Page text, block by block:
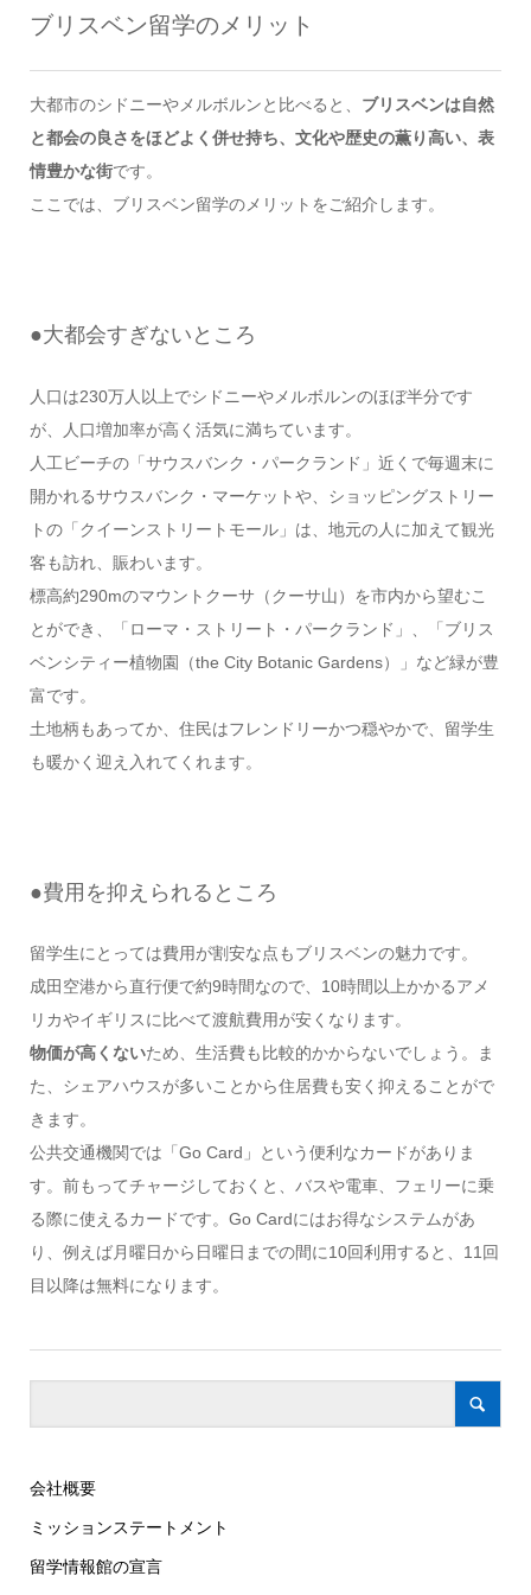
ブリスベン留学のメリット
大都市のシドニーやメルボルンと比べると、 ブリスベンは自然
と都会の良さをほどよく併せ持ち、文化や歴史の薫り高い、表
情豊かな街です。
ここでは、ブリスベン留学のメリットをご紹介します。
●大都会すぎないところ
人口は230万人以上でシドニーやメルボルンのほぼ半分です
が、人口増加率が高く活気に満ちています。
人工ビーチの「サウスバンク・パークランド」近くで毎週末に
開かれるサウスバンク・マーケットや、ショッピングストリー
トの「クイーンストリートモール」は、地元の人に加えて観光
客も訪れ、賑わいます。
標高約290mのマウントクーサ（クーサ山）を市内から望むこ
とができ、「ローマ・ストリート・パークランド」、「ブリス
ベンシティー植物園（the City Botanic Gardens）」など緑が豊
富です。
土地柄もあってか、住民はフレンドリーかつ穏やかで、留学生
も暖かく迎え入れてくれます。
●費用を抑えられるところ
留学生にとっては費用が割安な点もブリスベンの魅力です。
成田空港から直行便で約9時間なので、10時間以上かかるアメ
リカやイギリスに比べて渡航費用が安くなります。
物価が高くないため、生活費も比較的かからないでしょう。ま
た、シェアハウスが多いことから住居費も安く抑えることがで
きます。
公共交通機関では「Go Card」という便利なカードがありま
す。前もってチャージしておくと、バスや電車、フェリーに乗
る際に使えるカードです。Go Cardにはお得なシステムがあ
り、例えば月曜日から日曜日までの間に10回利用すると、11回
目以降は無料になります。
会社概要
ミッションステートメント
留学情報館の宣言